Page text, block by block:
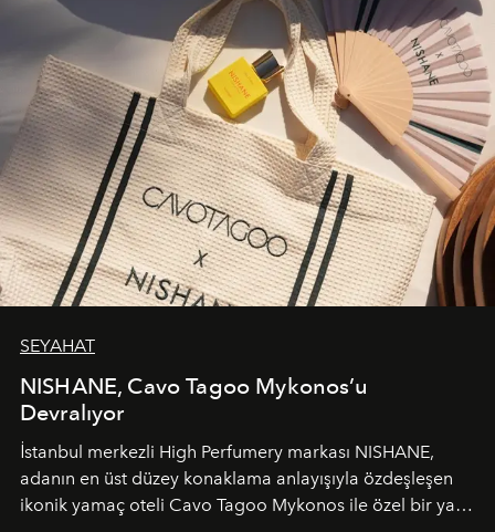
SEYAHAT
NISHANE, Cavo Tagoo Mykonos’u
Devralıyor
İstanbul merkezli High Perfumery markası NISHANE,
adanın en üst düzey konaklama anlayışıyla özdeşleşen
ikonik yamaç oteli Cavo Tagoo Mykonos ile özel bir yaz